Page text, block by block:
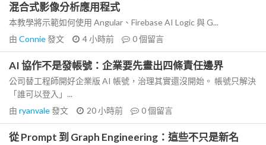
混合式影像分析應用程式
本教學將示範如何使用 Angular、Firebase AI Logic 與 G...
由 Connie發文 4 小時前 0個留言
AI 協作不是發帳號：企業要先畫出四條責任邊界
公司替工程師開好企業版 AI 帳號，治理其實還沒開始。 帳號只解決
「誰可以登入」...
由 ryanvale發文 20 小時前 0個留言
從 Prompt 到 Graph Engineering：這些不只是新名